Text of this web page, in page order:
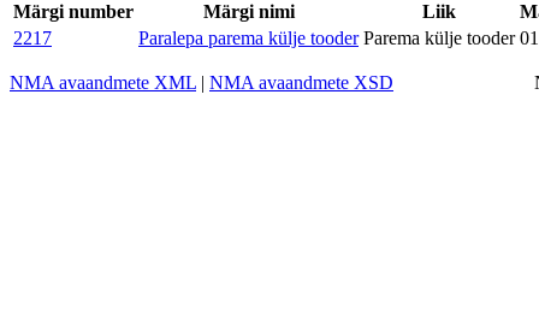
Märgi number Märgi nimi Liik
2217
Paralepa parema külje tooder Parema külje tooder
NMA avaandmete XML | NMA avaandmete XSD